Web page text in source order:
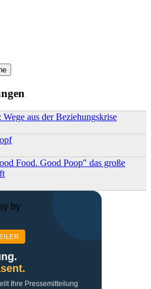
aus der Beziehungskrise
Food. Good Poop" das große
Ihre Pressemitteilung